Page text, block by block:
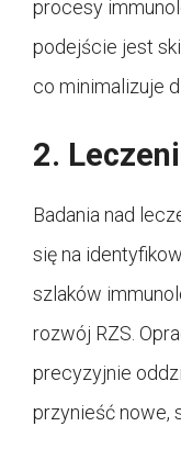
procesy
podejście jest
co minimalizuje
2.
Badania nad
się na
szlaków
rozwój RZS.
precyzyjnie
przynieść nowe,